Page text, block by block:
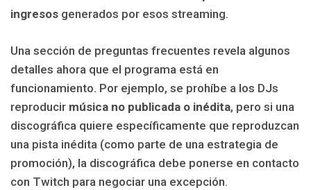
ingresos generados por esos streaming.
Una sección de preguntas frecuentes revela algunos
detalles ahora que el programa está en
funcionamiento. Por ejemplo, se prohíbe a los DJs
reproducir música no publicada o inédita, pero si una
discográfica quiere específicamente que reproduzcan
una pista inédita (como parte de una estrategia de
promoción), la discográfica debe ponerse en contacto
con Twitch para negociar una excepción.